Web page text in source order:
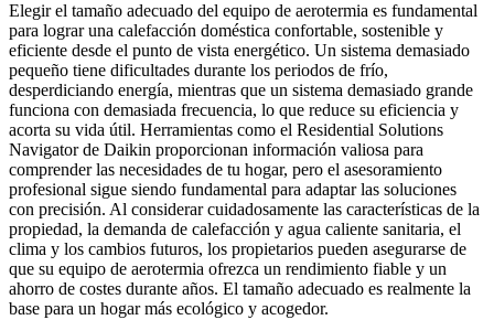
Elegir el tamaño adecuado del equipo de aerotermia es fundamental
para lograr una calefacción doméstica confortable, sostenible y
eficiente desde el punto de vista energético. Un sistema demasiado
pequeño tiene dificultades durante los periodos de frío,
desperdiciando energía, mientras que un sistema demasiado grande
funciona con demasiada frecuencia, lo que reduce su eficiencia y
acorta su vida útil. Herramientas como el Residential Solutions
Navigator de Daikin proporcionan información valiosa para
comprender las necesidades de tu hogar, pero el asesoramiento
profesional sigue siendo fundamental para adaptar las soluciones
con precisión. Al considerar cuidadosamente las características de la
propiedad, la demanda de calefacción y agua caliente sanitaria, el
clima y los cambios futuros, los propietarios pueden asegurarse de
que su equipo de aerotermia ofrezca un rendimiento fiable y un
ahorro de costes durante años. El tamaño adecuado es realmente la
base para un hogar más ecológico y acogedor.